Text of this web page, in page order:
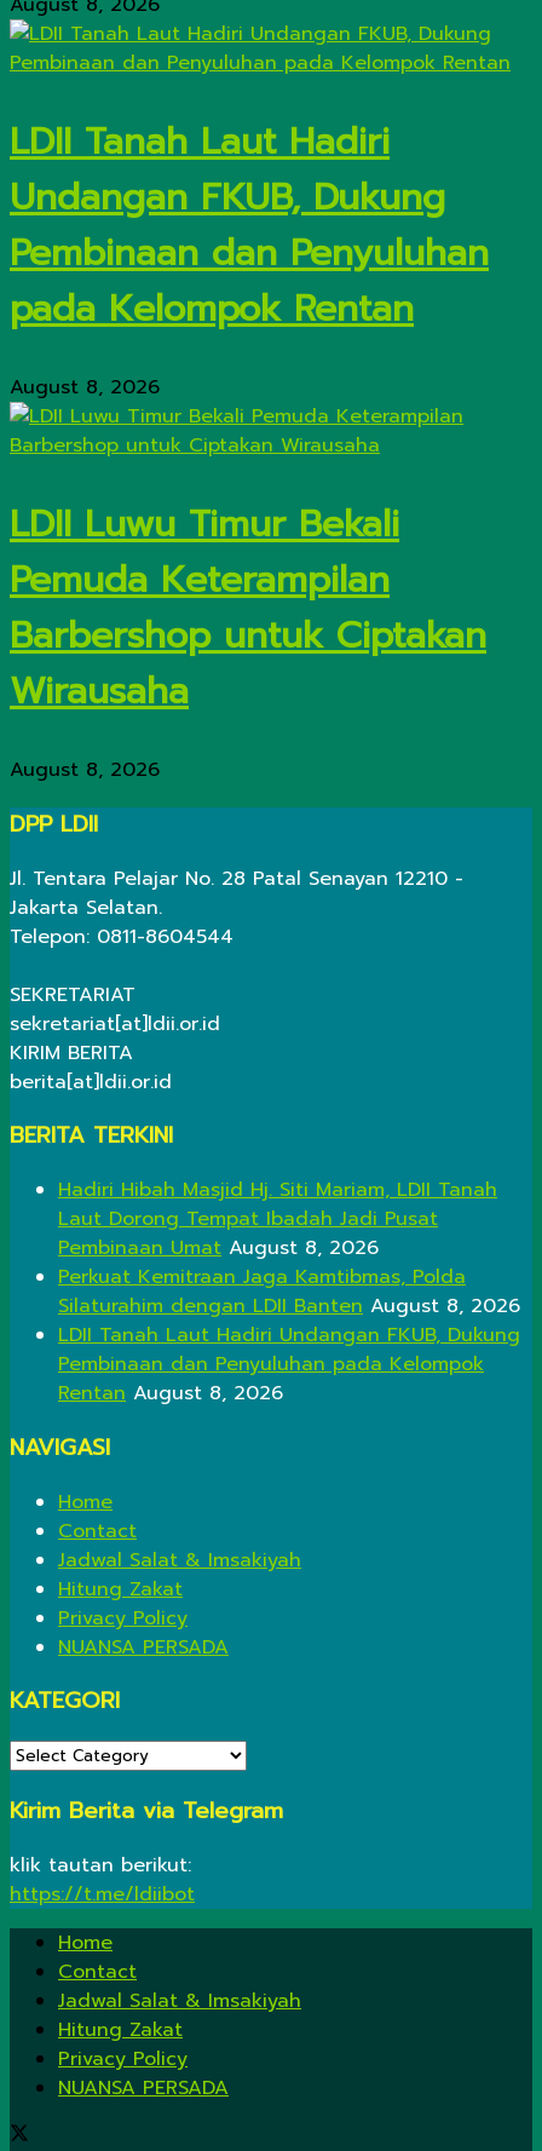
LDII Tanah Laut Hadiri
Undangan FKUB, Dukung
Pembinaan dan Penyuluhan
pada Kelompok Rentan
August 8, 2026
LDII Luwu Timur Bekali
Pemuda Keterampilan
Barbershop untuk Ciptakan
Wirausaha
August 8, 2026
DPP LDII
Jl. Tentara Pelajar No. 28 Patal Senayan 12210 -
Jakarta Selatan.
Telepon: 0811-8604544
SEKRETARIAT
sekretariat[at]ldii.or.id
KIRIM BERITA
berita[at]ldii.or.id
BERITA TERKINI
Hadiri Hibah Masjid Hj. Siti Mariam, LDII Tanah
Laut Dorong Tempat Ibadah Jadi Pusat
Pembinaan Umat August 8, 2026
Perkuat Kemitraan Jaga Kamtibmas, Polda
Silaturahim dengan LDII Banten August 8, 2026
LDII Tanah Laut Hadiri Undangan FKUB, Dukung
Pembinaan dan Penyuluhan pada Kelompok
Rentan August 8, 2026
NAVIGASI
Home
Contact
Jadwal Salat & Imsakiyah
Hitung Zakat
Privacy Policy
NUANSA PERSADA
KATEGORI
KATEGORI
Kirim Berita via Telegram
klik tautan berikut:
https://t.me/ldiibot
Home
Contact
Jadwal Salat & Imsakiyah
Hitung Zakat
Privacy Policy
NUANSA PERSADA